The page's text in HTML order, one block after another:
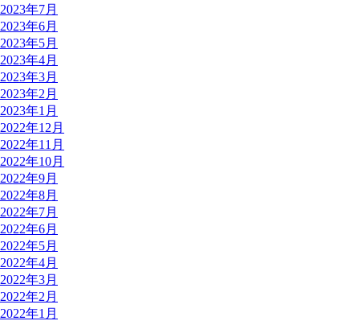
2023年7月
2023年6月
2023年5月
2023年4月
2023年3月
2023年2月
2023年1月
2022年12月
2022年11月
2022年10月
2022年9月
2022年8月
2022年7月
2022年6月
2022年5月
2022年4月
2022年3月
2022年2月
2022年1月